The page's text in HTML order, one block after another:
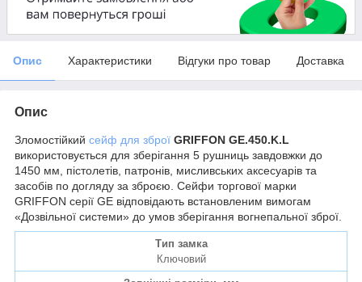
Опис Характеристики Відгуки про товар Доставка
Опис
Зломостійкий сейф для зброї GRIFFON GE.450.K.L
використовується для зберігання 5 рушниць завдовжки до
1450 мм, пістолетів, патронів, мисливських аксесуарів та
засобів по догляду за зброєю. Сейфи торгової марки
GRIFFON серії GE відповідають встановленим вимогам
«Дозвільної системи» до умов зберігання вогнепальної зброї.
Тип замка
Ключовий